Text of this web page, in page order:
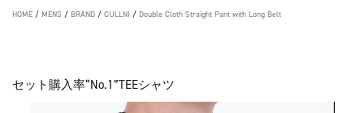
HOME / MENS / BRAND / CULLNI / Double Cloth Straight Pant with Long Belt
セット購入率“No.1”TEEシャツ